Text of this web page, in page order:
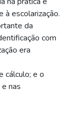
à escolarização.
da
com
era
cálculo; e o
nas